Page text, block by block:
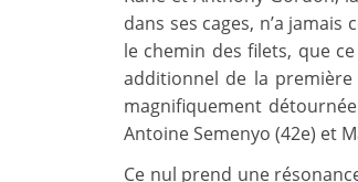
dans ses cages, n’a
le chemin des filets, que
additionnel de la
magnifiquement
Antoine Semenyo (42e) et
Ce nul prend une